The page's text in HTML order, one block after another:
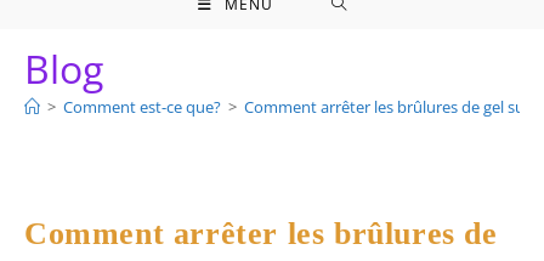
MENU
Blog
> Comment est-ce que? > Comment arrêter les brûlures de gel sur
Comment arrêter les brûlures de